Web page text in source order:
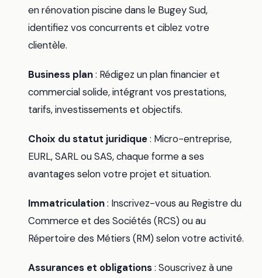
en rénovation piscine dans le Bugey Sud,
identifiez vos concurrents et ciblez votre
clientèle.
Business plan: Rédigez un plan financier et
commercial solide, intégrant vos prestations,
tarifs, investissements et objectifs.
Choix du statut juridique: Micro-entreprise,
EURL, SARL ou SAS, chaque forme a ses
avantages selon votre projet et situation.
Immatriculation: Inscrivez-vous au Registre du
Commerce et des Sociétés (RCS) ou au
Répertoire des Métiers (RM) selon votre activité.
Assurances et obligations: Souscrivez à une